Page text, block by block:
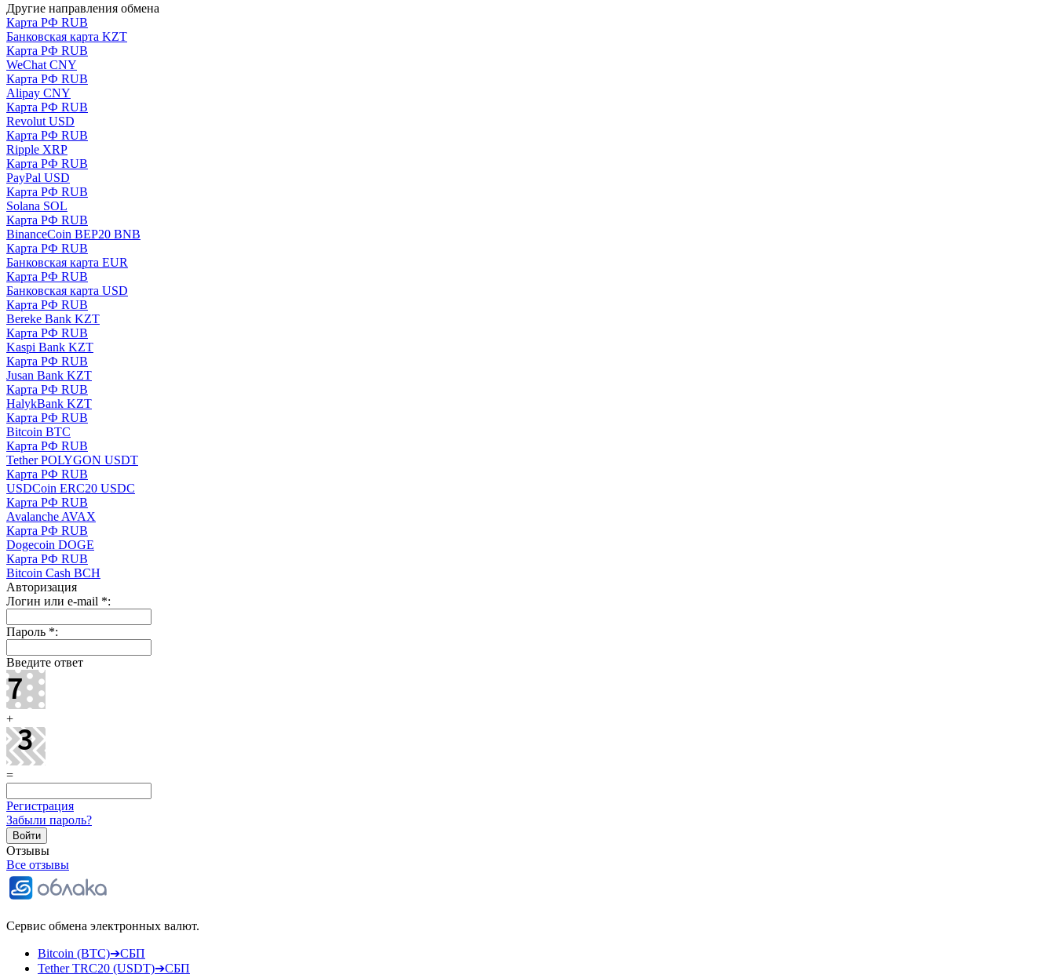
Другие направления обмена
Карта РФ RUB
Банковская карта KZT
Карта РФ RUB
WeChat CNY
Карта РФ RUB
Alipay CNY
Карта РФ RUB
Revolut USD
Карта РФ RUB
Ripple XRP
Карта РФ RUB
PayPal USD
Карта РФ RUB
Solana SOL
Карта РФ RUB
BinanceCoin BEP20 BNB
Карта РФ RUB
Банковская карта EUR
Карта РФ RUB
Банковская карта USD
Карта РФ RUB
Bereke Bank KZT
Карта РФ RUB
Kaspi Bank KZT
Карта РФ RUB
Jusan Bank KZT
Карта РФ RUB
HalykBank KZT
Карта РФ RUB
Bitcoin BTC
Карта РФ RUB
Tether POLYGON USDT
Карта РФ RUB
USDCoin ERC20 USDC
Карта РФ RUB
Avalanche AVAX
Карта РФ RUB
Dogecoin DOGE
Карта РФ RUB
Bitcoin Cash BCH
Авторизация
Логин или e-mail *:
Пароль *:
Введите ответ
+
=
Регистрация
Забыли пароль?
Отзывы
Все отзывы
Сервис обмена электронных валют.
Bitcoin (BTC)➔СБП
Tether TRC20 (USDT)➔СБП